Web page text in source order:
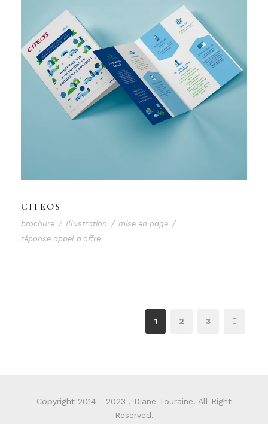
CITEOS
brochure / Illustration / mise en page /
réponse appel d'offre
1 2 3
Copyright 2014 - 2023 , Diane Touraine. All Right
Reserved.